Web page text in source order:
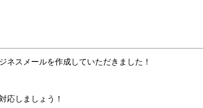
ネスメールを作成していただきました！
応しましょう！